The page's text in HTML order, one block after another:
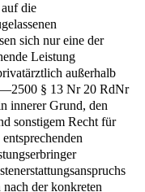
die
sich nur eine der
Leistung
außerhalb
§ 13 Nr 20 RdNr
innerer Grund, den
sonstigem Recht für
der konkreten